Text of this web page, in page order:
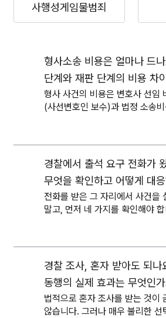
사행성게임물범죄
형사소송 비용은 얼마나 드
단계와 재판 단계의 비용 차
형사 사건의 비용은 변호사 선임
(사선변호인 보수)과 법정 소송
달라집니다.
경찰에서 출석 요구 전화가
무엇을 확인하고 어떻게 대
하나요?
전화를 받은 그 자리에서 사건을
말고, 먼저 네 가지를 확인해야 합
경찰 조사, 혼자 받아도 되나
동행의 실제 효과는 무엇인
법적으로 혼자 조사를 받는 것이
않습니다. 그러나 매우 불리한 선